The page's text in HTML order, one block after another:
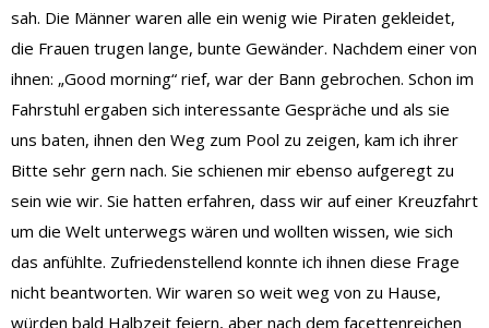
sah. Die Männer waren alle ein wenig wie Piraten gekleidet,
die Frauen trugen lange, bunte Gewänder. Nachdem einer von
ihnen: „Good morning“ rief, war der Bann gebrochen. Schon im
Fahrstuhl ergaben sich interessante Gespräche und als sie
uns baten, ihnen den Weg zum Pool zu zeigen, kam ich ihrer
Bitte sehr gern nach. Sie schienen mir ebenso aufgeregt zu
sein wie wir. Sie hatten erfahren, dass wir auf einer Kreuzfahrt
um die Welt unterwegs wären und wollten wissen, wie sich
das anfühlte. Zufriedenstellend konnte ich ihnen diese Frage
nicht beantworten. Wir waren so weit weg von zu Hause,
würden bald Halbzeit feiern, aber nach dem facettenreichen